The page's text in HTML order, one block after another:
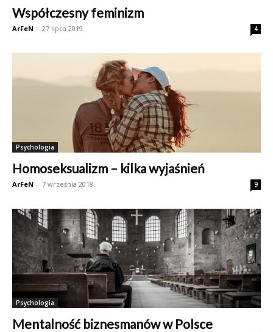
Współczesny feminizm
ArFeN - 27 lipca 2019 4
Psychologia
Homoseksualizm – kilka wyjaśnień
ArFeN - 7 września 2018 9
Psychologia
Mentalność biznesmanów w Polsce